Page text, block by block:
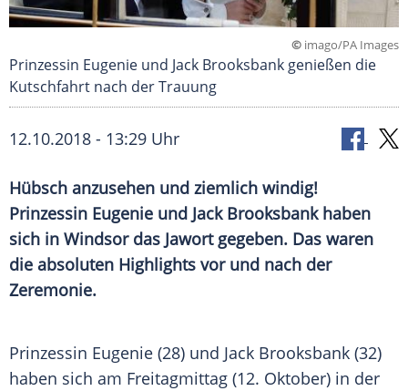
© imago/PA Images
Prinzessin Eugenie und Jack Brooksbank genießen die
Kutschfahrt nach der Trauung
12.10.2018 - 13:29 Uhr
Hübsch anzusehen und ziemlich windig!
Prinzessin Eugenie und Jack Brooksbank haben
sich in Windsordas Jawort gegeben. Das waren
die absoluten Highlights vor und nach der
Zeremonie.
Prinzessin Eugenie (28) und Jack Brooksbank (32)
haben sich am Freitagmittag (12. Oktober) in der